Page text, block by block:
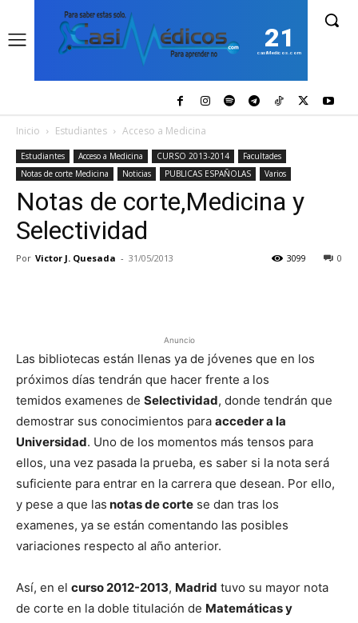
21
casiMedicos.com
Inicio Estudiantes Acceso a Medicina
Estudiantes Acceso a Medicina CURSO 2013-2014
Facultades
Notas de corte Medicina
Noticias PUBLICAS ESPAÑOLAS Varios
Notas de corte,Medicina y
Selectividad
Por Victor J. Quesada - 31/05/2013 0
3099
Anuncio
Las bibliotecas están llenas ya de jóvenes que en los
próximos días tendrán que hacer frente a los
temidos examenes de Selectividad, donde tendrán que
demostrar sus conocimientos para acceder a la
Universidad. Uno de los momentos más tensos para
ellos, una vez pasada la prueba, es saber si la nota será
suficiente para entrar en la carrera que desean. Por ello,
y pese a que las notas de corte se dan tras los
examenes, ya se están comentando las posibles
variaciones respecto al año anterior.
Así, en el curso 2012-2013, Madrid tuvo su mayor nota
de corte en la doble titulación de Matemáticas y